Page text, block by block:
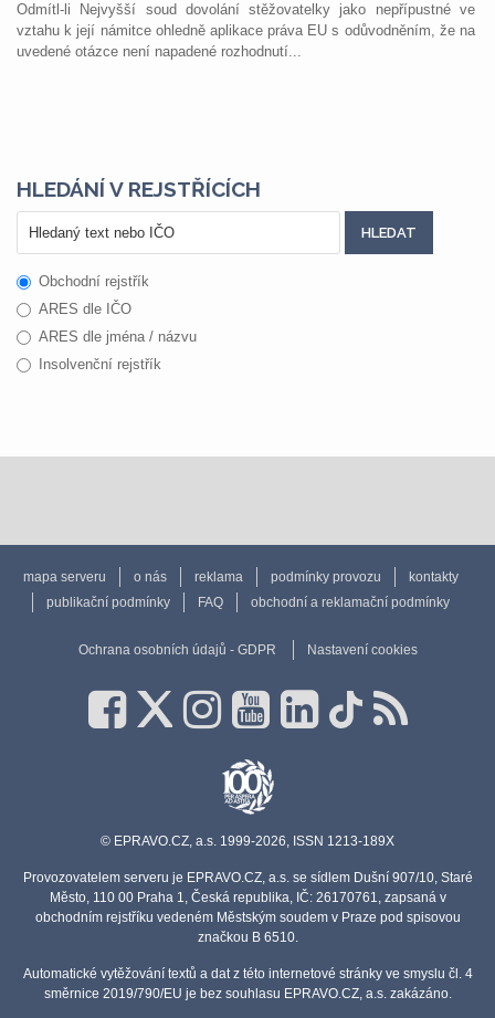
Odmítl-li Nejvyšší soud dovolání stěžovatelky jako nepřípustné ve
vztahu k její námitce ohledně aplikace práva EU s odůvodněním, že na
uvedené otázce není napadené rozhodnutí...
HLEDÁNÍ V REJSTŘÍCÍCH
Obchodní rejstřík
ARES dle IČO
ARES dle jména / názvu
Insolvenční rejstřík
mapa serveru o nás reklama podmínky provozu
kontakty
publikační podmínky
FAQ obchodní a reklamační podmínky
Ochrana osobních údajů - GDPR Nastavení cookies
© EPRAVO.CZ, a.s. 1999-2026, ISSN 1213-189X
Provozovatelem serveru je EPRAVO.CZ, a.s. se sídlem Dušní 907/10, Staré
Město, 110 00 Praha 1, Česká republika, IČ: 26170761, zapsaná v
obchodním rejstříku vedeném Městským soudem v Praze pod spisovou
značkou B 6510.
Automatické vytěžování textů a dat z této internetové stránky ve smyslu čl. 4
směrnice 2019/790/EU je bez souhlasu EPRAVO.CZ, a.s. zakázáno.